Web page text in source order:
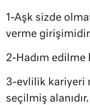
1-Aşk sizde
verme
2-Hadım edilme
3-evlilik kariyeri
seçilmiş alanıdır.